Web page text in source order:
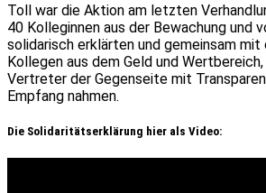
Toll war die Aktion am letzten
40 Kolleginnen aus der Bewachung und
solidarisch erklärten und gemeinsam mit
Kollegen aus dem Geld und
Vertreter der Gegenseite mit
Empfang nahmen.
Die Solidaritätserklärung hier als Video: